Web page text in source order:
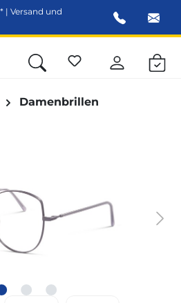
| Versand und
Damenbrillen